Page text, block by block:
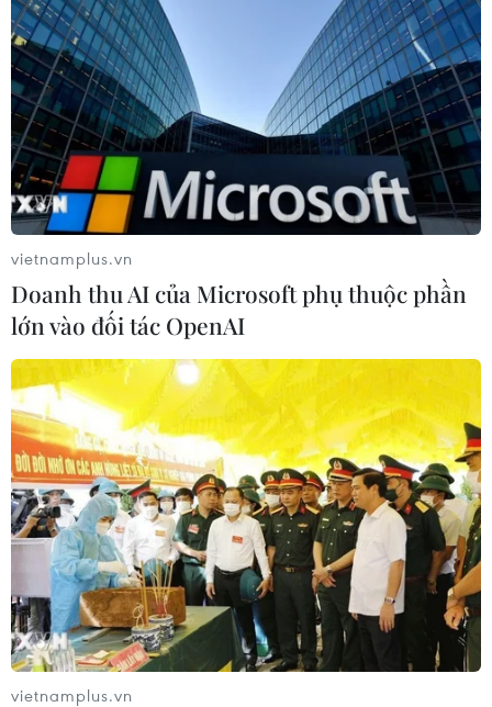
vietnamplus.vn
Doanh thu AI của Microsoft phụ thuộc phần
lớn vào đối tác OpenAI
vietnamplus.vn